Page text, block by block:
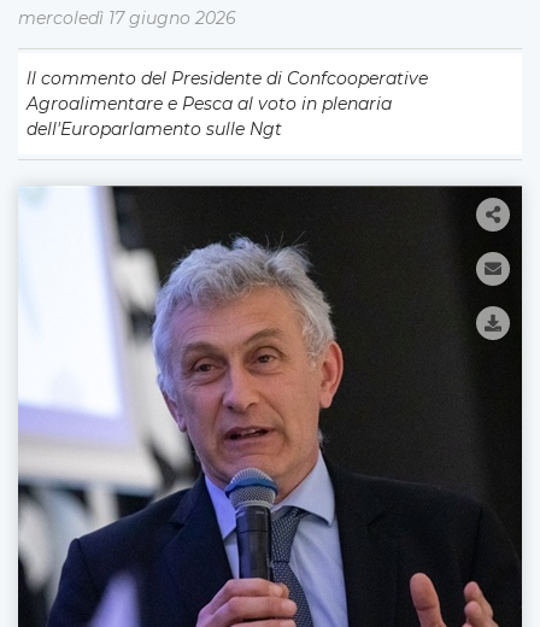
mercoledì 17 giugno 2026
ll commento del Presidente di Confcooperative
Agroalimentare e Pesca al voto in plenaria
dell'Europarlamento sulle Ngt